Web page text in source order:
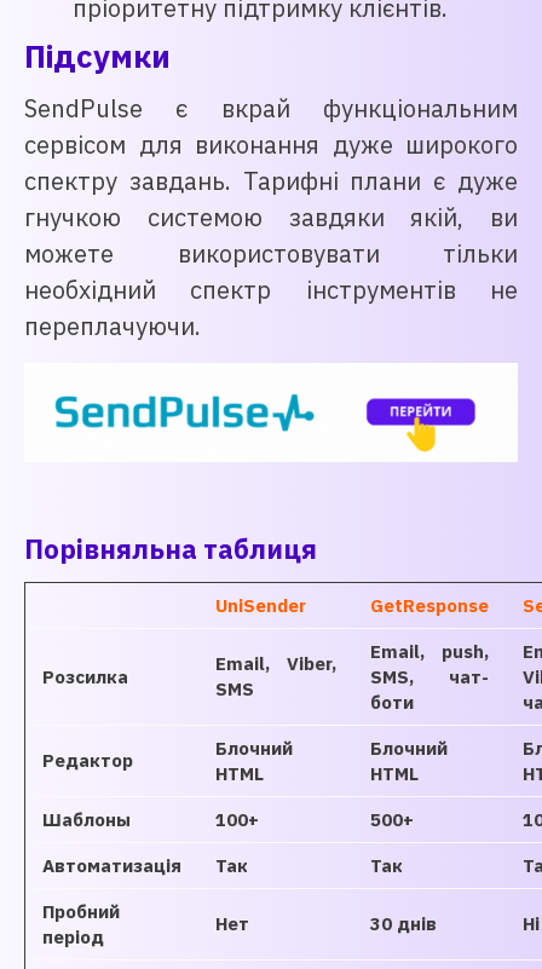
пріоритетну підтримку клієнтів.
Підсумки
SendPulse є вкрай функціональним
сервісом для виконання дуже широкого
спектру завдань. Тарифні плани є дуже
гнучкою системою завдяки якій, ви
можете використовувати тільки
необхідний спектр інструментів не
переплачуючи.
Порівняльна таблиця
UniSender GetResponse
Розсилка
Email, Viber,
SMS
Email, push,
SMS, чат-
боти
Редактор
Блочний
HTML
Блочний
HTML
Шаблоны
100+ 500+
Автоматизація
Так Так
Пробний
період
Нет 30 днів Ні